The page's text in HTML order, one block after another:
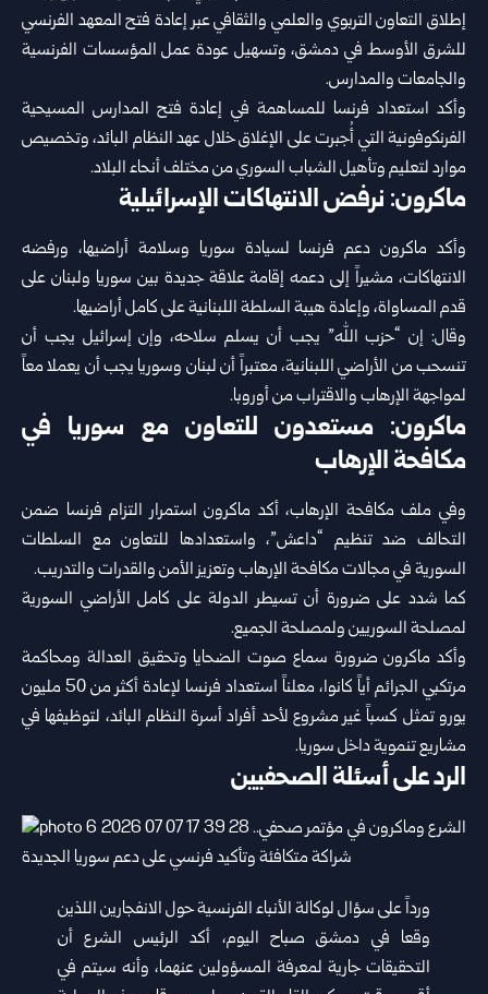
إطلاق التعاون التربوي والعلمي والثقافي عبر إعادة فتح المعهد الفرنسي
للشرق الأوسط في دمشق، وتسهيل عودة عمل المؤسسات الفرنسية
والجامعات والمدارس.
وأكد استعداد فرنسا للمساهمة في إعادة فتح المدارس المسيحية
الفرنكوفونية التي أُجبرت على الإغلاق خلال عهد النظام البائد، وتخصيص
موارد لتعليم وتأهيل الشباب السوري من مختلف أنحاء البلاد.
ماكرون: نرفض الانتهاكات الإسرائيلية
وأكد ماكرون دعم فرنسا لسيادة سوريا وسلامة أراضيها، ورفضه
الانتهاكات، مشيراً إلى دعمه إقامة علاقة جديدة بين سوريا ولبنان على
قدم المساواة، وإعادة هيبة السلطة اللبنانية على كامل أراضيها.
وقال: إن “حزب الله” يجب أن يسلم سلاحه، وإن إسرائيل يجب أن
تنسحب من الأراضي اللبنانية، معتبراً أن لبنان وسوريا يجب أن يعملا معاً
لمواجهة الإرهاب والاقتراب من أوروبا.
ماكرون: مستعدون للتعاون مع سوريا في
مكافحة الإرهاب
وفي ملف مكافحة الإرهاب، أكد ماكرون استمرار التزام فرنسا ضمن
التحالف ضد تنظيم “داعش”، واستعدادها للتعاون مع السلطات
السورية في مجالات مكافحة الإرهاب وتعزيز الأمن والقدرات والتدريب.
كما شدد على ضرورة أن تسيطر الدولة على كامل الأراضي السورية
لمصلحة السوريين ولمصلحة الجميع.
وأكد ماكرون ضرورة سماع صوت الضحايا وتحقيق العدالة ومحاكمة
مرتكبي الجرائم أياً كانوا، معلناً استعداد فرنسا لإعادة أكثر من 50 مليون
يورو تمثل كسباً غير مشروع لأحد أفراد أسرة النظام البائد، لتوظيفها في
مشاريع تنموية داخل سوريا.
الرد على أسئلة الصحفيين
ورداً على سؤال لوكالة الأنباء الفرنسية حول الانفجارين اللذين
وقعا في دمشق صباح اليوم، أكد الرئيس الشرع أن
التحقيقات جارية لمعرفة المسؤولين عنهما، وأنه سيتم في